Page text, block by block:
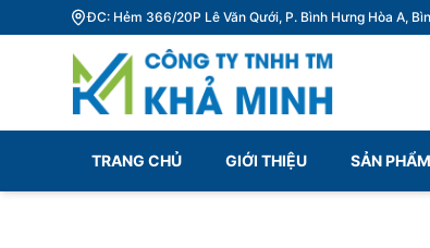
ĐC: Hẻm 366/20P Lê Văn Qưới, P. Bình Hưng Hòa A,
TRANG CHỦ GIỚI THIỆU SẢN PHẨM